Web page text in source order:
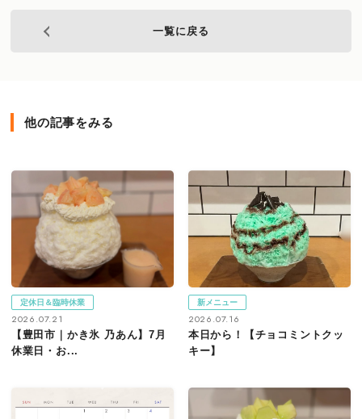
一覧に戻る
他の記事をみる
定休日＆臨時休業
2026.07.21
【豊田市｜かき氷 乃あん】7月
休業日・お...
新メニュー
2026.07.16
本日から！【チョコミントクッ
キー】